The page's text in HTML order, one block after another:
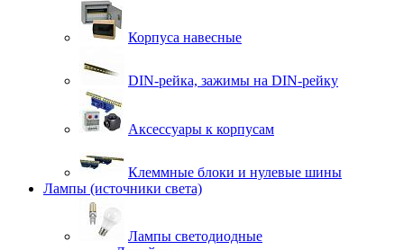
Корпуса навесные
DIN-рейка, зажимы на DIN-рейку
Аксессуары к корпусам
Клеммные блоки и нулевые шины
Лампы (источники света)
Лампы светодиодные